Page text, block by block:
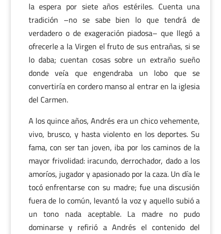
la espera por siete años estériles. Cuenta una
tradición –no se sabe bien lo que tendrá de
verdadero o de exageración piadosa– que llegó a
ofrecerle a la Virgen el fruto de sus entrañas, si se
lo daba; cuentan cosas sobre un extraño sueño
donde veía que engendraba un lobo que se
convertiría en cordero manso al entrar en la iglesia
del Carmen.
A los quince años, Andrés era un chico vehemente,
vivo, brusco, y hasta violento en los deportes. Su
fama, con ser tan joven, iba por los caminos de la
mayor frivolidad: iracundo, derrochador, dado a los
amoríos, jugador y apasionado por la caza. Un día le
tocó enfrentarse con su madre; fue una discusión
fuera de lo común, levantó la voz y aquello subió a
un tono nada aceptable. La madre no pudo
dominarse y refirió a Andrés el contenido del